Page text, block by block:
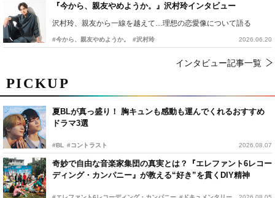
PICKUP
夏BLが真っ盛り！ 胸キュンも感動も運んでくれるおすすめ
ドラマ3選
#BL #コントラスト 2026.08.07
奇妙で自由な音楽家集団の真実とは？『エレファント6レコー
ディング・カンパニー』が教える“好き”を貫くDIY精神
『今から、親友やめようか。』沢村玲インタビュー
沢村玲、親友から一線を越えて…理想の恋愛像について語る
#今から、親友やめようか。 #沢村玲 2026.06.20
インタビュー記事一覧